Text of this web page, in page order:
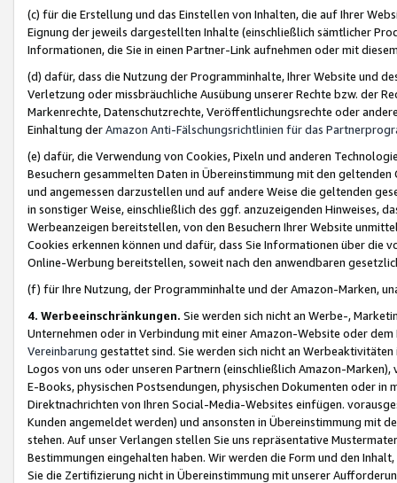
(c) für die Erstellung und das Einstellen von Inhalten, die auf Ihrer
Eignung der jeweils dargestellten Inhalte (einschließlich sämtlicher
Informationen, die Sie in einen Partner-Link aufnehmen oder mit
(d) dafür, dass die Nutzung der Programminhalte, Ihrer Website und
Verletzung oder missbräuchliche Ausübung unserer Rechte bzw. der
Markenrechte, Datenschutzrechte, Veröffentlichungsrechte oder
Einhaltung derAmazon Anti-Fälschungsrichtlinien für das
(e) dafür, die Verwendung von Cookies, Pixeln und anderen
Besuchern gesammelten Daten in Übereinstimmung mit den
und angemessen darzustellen und auf andere Weise die geltenden
in sonstiger Weise, einschließlich des ggf. anzuzeigenden Hinweises,
Werbeanzeigen bereitstellen, von den Besuchern Ihrer Website
Cookies erkennen können und dafür, dass Sie Informationen über die
Online-Werbung bereitstellen, soweit nach den anwendbaren
(f) für Ihre Nutzung, der Programminhalte und der Amazon-Marken,
4. Werbeeinschränkungen. Sie werden sich nicht an Werbe-,
Unternehmen oder in Verbindung mit einer Amazon-Website oder
Vereinbarung gestattet sind. Sie werden sich nicht an
Logos von uns oder unseren Partnern (einschließlich Amazon-
E-Books, physischen Postsendungen, physischen Dokumenten oder in
Direktnachrichten von Ihren Social-Media-Websites einfügen.
Kunden angemeldet werden) und ansonsten in Übereinstimmung mit
stehen. Auf unser Verlangen stellen Sie uns repräsentative
Bestimmungen eingehalten haben. Wir werden die Form und den
Sie die Zertifizierung nicht in Übereinstimmung mit unserer